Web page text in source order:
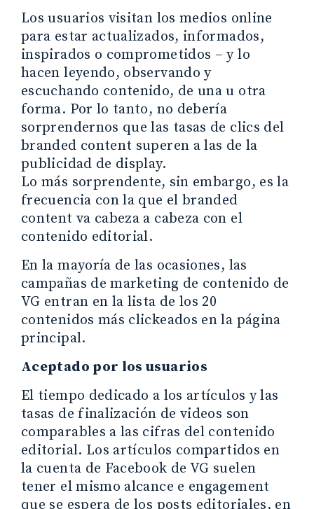
Los usuarios visitan los medios online
para estar actualizados, informados,
inspirados o comprometidos – y lo
hacen leyendo, observando y
escuchando contenido, de una u otra
forma. Por lo tanto, no debería
sorprendernos que las tasas de clics del
branded content superen a las de la
publicidad de display.
Lo más sorprendente, sin embargo, es la
frecuencia con la que el branded
content va cabeza a cabeza con el
contenido editorial.
En la mayoría de las ocasiones, las
campañas de marketing de contenido de
VG entran en la lista de los 20
contenidos más clickeados en la página
principal.
Aceptado por los usuarios
El tiempo dedicado a los artículos y las
tasas de finalización de videos son
comparables a las cifras del contenido
editorial. Los artículos compartidos en
la cuenta de Facebook de VG suelen
tener el mismo alcance e engagement
que se espera de los posts editoriales, en